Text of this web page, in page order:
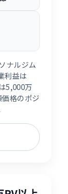
ナルジム
利益は
5,000万
格のポジ